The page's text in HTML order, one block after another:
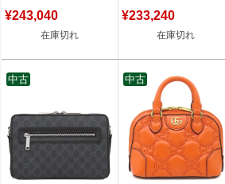
古】中古美品
¥243,040
在庫切れ
¥233,240
在庫切れ
中古 中古